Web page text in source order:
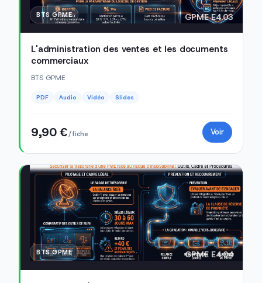
BTS GPME GPME E4.03
L'administration des ventes et les documents
commerciaux
BTS GPME
PDF Audio Vidéo Slides
9,90 €/ fiche Voir
BTS GPME GPME E4.04